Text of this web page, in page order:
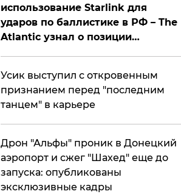
использование Starlink для
ударов по баллистике в РФ – The
Atlantic узнал о позиции
Усик выступил с откровенным
признанием перед "последним
танцем" в карьере
Дрон "Альфы" проник в Донецкий
аэропорт и сжег "Шахед" еще до
запуска: опубликованы
эксклюзивные кадры